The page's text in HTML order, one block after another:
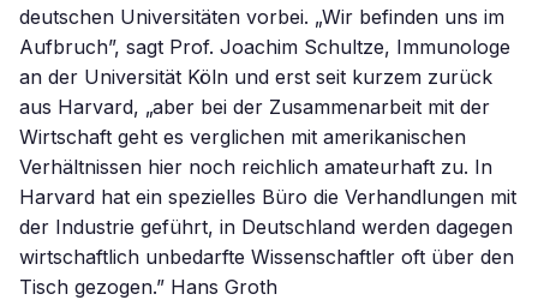
deutschen Universitäten vorbei. „Wir befinden uns im
Aufbruch”, sagt Prof. Joachim Schultze, Immunologe
an der Universität Köln und erst seit kurzem zurück
aus Harvard, „aber bei der Zusammenarbeit mit der
Wirtschaft geht es verglichen mit amerikanischen
Verhältnissen hier noch reichlich amateurhaft zu. In
Harvard hat ein spezielles Büro die Verhandlungen mit
der Industrie geführt, in Deutschland werden dagegen
wirtschaftlich unbedarfte Wissenschaftler oft über den
Tisch gezogen.” Hans Groth